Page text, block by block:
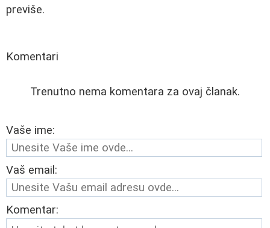
previše.
Komentari
Trenutno nema komentara za ovaj članak.
Vaše ime:
Vaš email:
Komentar: